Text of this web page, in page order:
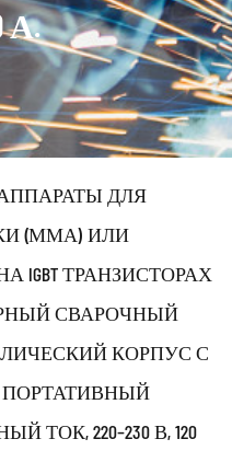
А.
ДЛЯ
(ММА) ИЛИ
ТРАНЗИСТОРАХ
СВАРОЧНЫЙ
КОРПУС С
220–230 В, 120